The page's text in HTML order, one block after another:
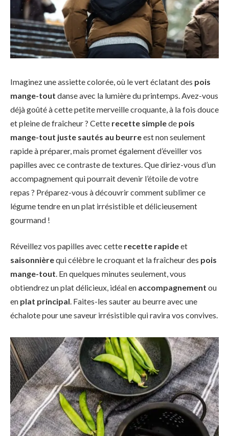
Imaginez une assiette colorée, où le vert éclatant des pois
mange-tout danse avec la lumière du printemps. Avez-vous
déjà goûté à cette petite merveille croquante, à la fois douce
et pleine de fraîcheur ? Cette recette simplede pois
mange-tout juste sautés au beurreest non seulement
rapide à préparer, mais promet également d’éveiller vos
papilles avec ce contraste de textures. Que diriez-vous d’un
accompagnement qui pourrait devenir l’étoile de votre
repas ? Préparez-vous à découvrir comment sublimer ce
légume tendre en un plat irrésistible et délicieusement
gourmand !
Réveillez vos papilles avec cette recette rapideet
saisonnièrequi célèbre le croquant et la fraîcheur des pois
mange-tout. En quelques minutes seulement, vous
obtiendrez un plat délicieux, idéal en accompagnement ou
en plat principal. Faites-les sauter au beurre avec une
échalote pour une saveur irrésistible qui ravira vos convives.